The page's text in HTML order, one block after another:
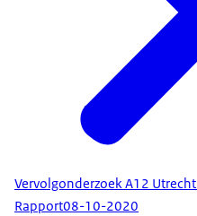
Vervolgonderzoek A12
Rapport08-10-2020